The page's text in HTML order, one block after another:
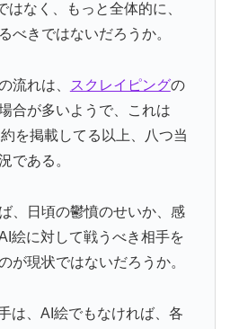
はなく、もっと全体的に、
べきではないだろうか。
流れは、 スクレイピングの
合が多いようで、これは
を掲載してる以上、八つ当
である。
、日頃の鬱憤のせいか、感
絵に対して戦うべき相手を
が現状ではないだろうか。
は、AI絵でもなければ、各